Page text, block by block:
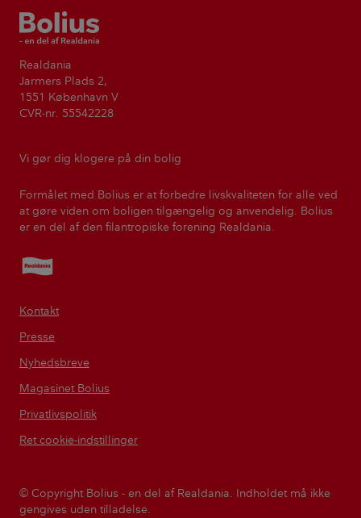
Bolius
Realdania
Jarmers Plads 2,
1551 København V
CVR-nr. 55542228
Vi gør dig klogere på din bolig
Formålet med Bolius er at forbedre livskvaliteten for alle ved
at gøre viden om boligen tilgængelig og anvendelig. Bolius
er en del af den filantropiske forening Realdania.
Realdania
Kontakt
Presse
Nyhedsbreve
Magasinet Bolius
Privatlivspolitik
Ret cookie-indstillinger
© Copyright Bolius - en del af Realdania. Indholdet må ikke
gengives uden tilladelse.